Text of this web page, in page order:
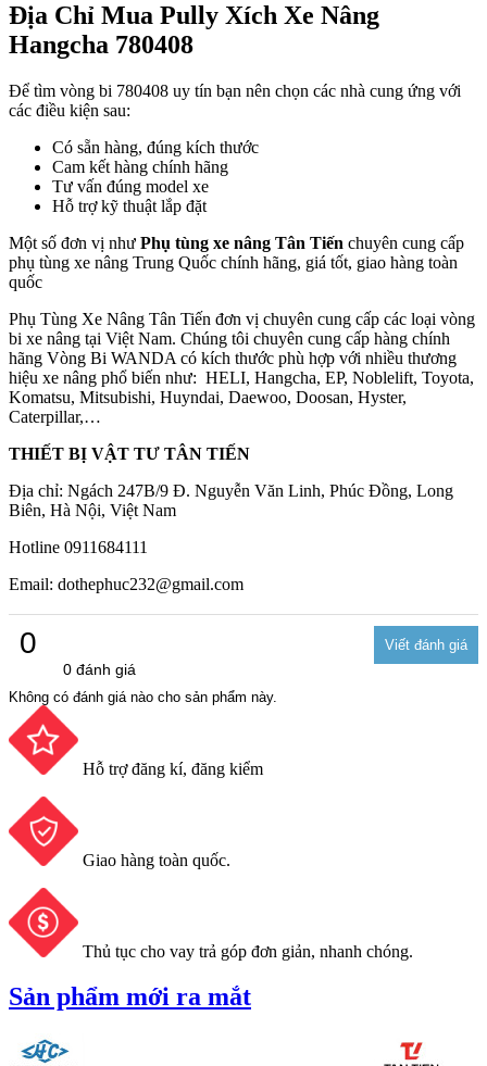
Địa Chỉ Mua Pully Xích Xe Nâng
Hangcha 780408
Để tìm vòng bi 780408 uy tín bạn nên chọn các nhà cung ứng với
các điều kiện sau:
Có sẵn hàng, đúng kích thước
Cam kết hàng chính hãng
Tư vấn đúng model xe
Hỗ trợ kỹ thuật lắp đặt
Một số đơn vị như Phụ tùng xe nâng Tân Tiến chuyên cung cấp
phụ tùng xe nâng Trung Quốc chính hãng, giá tốt, giao hàng toàn
quốc
Phụ Tùng Xe Nâng Tân Tiến đơn vị chuyên cung cấp các loại vòng
bi xe nâng tại Việt Nam. Chúng tôi chuyên cung cấp hàng chính
hãng Vòng Bi WANDA có kích thước phù hợp với nhiều thương
hiệu xe nâng phổ biến như: HELI, Hangcha, EP, Noblelift, Toyota,
Komatsu, Mitsubishi, Huyndai, Daewoo, Doosan, Hyster,
Caterpillar,…
THIẾT BỊ VẬT TƯ TÂN TIẾN
Địa chỉ: Ngách 247B/9 Đ. Nguyễn Văn Linh, Phúc Đồng, Long
Biên, Hà Nội, Việt Nam
Hotline 0911684111
Email: dothephuc232@gmail.com
0
0 đánh giá
Không có đánh giá nào cho sản phẩm này.
Hỗ trợ đăng kí, đăng kiểm
Giao hàng toàn quốc.
Thủ tục cho vay trả góp đơn giản, nhanh chóng.
Sản phẩm mới ra mắt